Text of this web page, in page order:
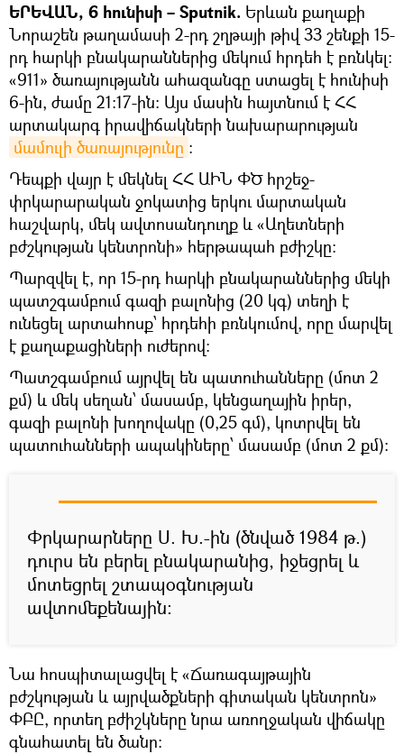
ԵՐԵՎԱՆ, 6 հունիսի – Sputnik. Երևան քաղաքի
Նորաշեն թաղամասի 2-րդ շղթայի թիվ 33 շենքի 15-
րդ հարկի բնակարաններից մեկում հրդեհ է բռնկել:
«911» ծառայությանն ահազանգը ստացել է հունիսի
6-ին, ժամը 21:17-ին։ Այս մասին հայտնում է ՀՀ
արտակարգ իրավիճակների նախարարության
մամուլի ծառայությունը ։
Դեպքի վայր է մեկնել ՀՀ ԱԻՆ ՓԾ հրշեջ-
փրկարարական ջոկատից երկու մարտական
հաշվարկ, մեկ ավտոսանդուղք և «Աղետների
բժշկության կենտրոնի» հերթապահ բժիշկը:
Պարզվել է, որ 15-րդ հարկի բնակարաններից մեկի
պատշգամբում գազի բալոնից (20 կգ) տեղի է
ունեցել արտահոսք՝ հրդեհի բռնկումով, որը մարվել
է քաղաքացիների ուժերով:
Պատշգամբում այրվել են պատուհանները (մոտ 2
քմ) և մեկ սեղան՝ մասամբ, կենցաղային իրեր,
գազի բալոնի խողովակը (0,25 գմ), կոտրվել են
պատուհանների ապակիները՝ մասամբ (մոտ 2 քմ):
Փրկարարները Ս. Խ.-ին (ծնված 1984 թ.)
դուրս են բերել բնակարանից, իջեցրել և
մոտեցրել շտապօգնության
ավտոմեքենային:
Նա հոսպիտալացվել է «Ճառագայթային
բժշկության և այրվածքների գիտական կենտրոն»
ՓԲԸ, որտեղ բժիշկները նրա առողջական վիճակը
գնահատել են ծանր: